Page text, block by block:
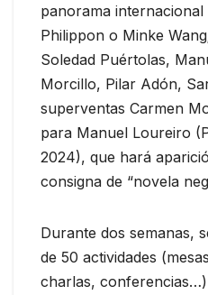
panorama
Philippon o Minke
Soledad Puértolas,
Morcillo, Pilar Adón,
superventas Carmen
para Manuel Loureiro
2024), que hará
consigna de “novela
Durante dos semanas,
de 50 actividades
charlas,